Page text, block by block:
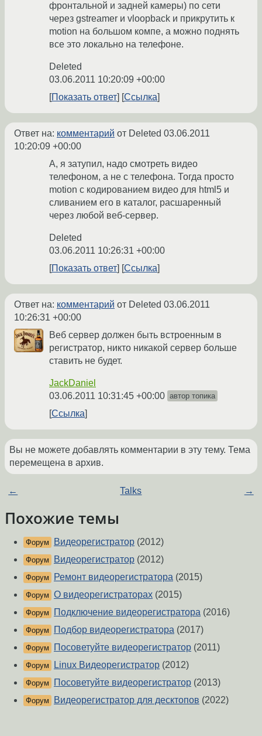
фронтальной и задней камеры) по сети
через gstreamer и vloopback и прикрутить к
motion на большом компе, а можно поднять
все это локально на телефоне.
Deleted
03.06.2011 10:20:09 +00:00
Показать ответ
Ссылка
Ответ на: комментарий от Deleted 03.06.2011
10:20:09 +00:00
А, я затупил, надо смотреть видео
телефоном, а не с телефона. Тогда просто
motion с кодированием видео для html5 и
сливанием его в каталог, расшаренный
через любой веб-сервер.
Deleted
03.06.2011 10:26:31 +00:00
Показать ответ
Ссылка
Ответ на: комментарий от Deleted 03.06.2011
10:26:31 +00:00
Веб сервер должен быть встроенным в
регистратор, никто никакой сервер больше
ставить не будет.
JackDaniel
03.06.2011 10:31:45 +00:00 автор топика
Ссылка
Вы не можете добавлять комментарии в эту тему. Тема
перемещена в архив.
← Talks →
Похожие темы
Форум Видеорегистратор (2012)
Форум Видеорегистратор (2012)
Форум Ремонт видеорегистратора (2015)
Форум О видеорегистраторах (2015)
Форум Подключение видеорегистратора (2016)
Форум Подбор видеорегистратора (2017)
Форум Посоветуйте видеорегистратор (2011)
Форум Linux Видеорегистратор (2012)
Форум Посоветуйте видеорегистратор (2013)
Форум Видеорегистратор для десктопов (2022)